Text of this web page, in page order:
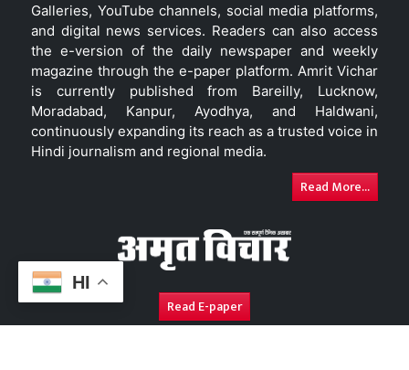
HI
Galleries, YouTube channels, social media platforms,
and digital news services. Readers can also access
the e-version of the daily newspaper and weekly
magazine through the e-paper platform. Amrit Vichar
is currently published from Bareilly, Lucknow,
Moradabad, Kanpur, Ayodhya, and Haldwani,
continuously expanding its reach as a trusted voice in
Hindi journalism and regional media.
Read More...
Read E-paper